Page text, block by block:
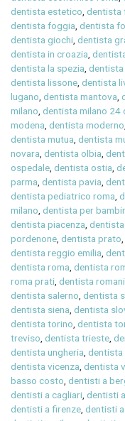
dentista estetico,dentista
dentista foggia,dentista
dentista giochi,dentista
dentista in croazia,
dentista la spezia,dentista
dentista lissone,dentista
lugano,dentista mantova,
milano,dentista milano 24
modena,dentista moderno
dentista mutua,dentista
novara,dentista olbia,
ospedale,dentista ostia,
parma,dentista pavia,
dentista pediatrico roma,
milano,dentista per
dentista piacenza,
pordenone,dentista prato
dentista reggio emilia,
dentista roma,dentista
roma prati,dentista
dentista salerno,dentista
dentista siena,dentista
dentista torino,dentista
treviso,dentista trieste,
dentista ungheria,dentista
dentista vicenza,dentista
basso costo,dentisti a
dentisti a cagliari,dentisti
dentisti a firenze,dentisti